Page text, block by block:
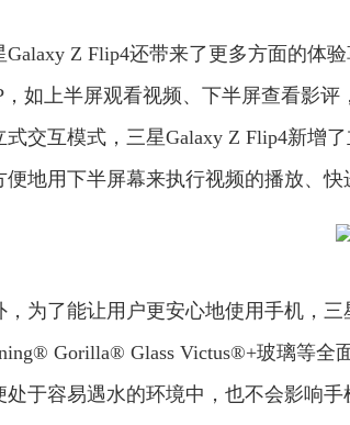
Galaxy Z Flip4还带来了更多方面的体
，如上半屏观看视频、下半屏查看影
式交互模式，三星Galaxy Z Flip4新增
便地用下半屏幕来执行视频的播放、快
，为了能让用户更安心地使用手机，
Gorilla® Glass Victus®+玻璃等
处于容易遇水的环境中，也不会影响手